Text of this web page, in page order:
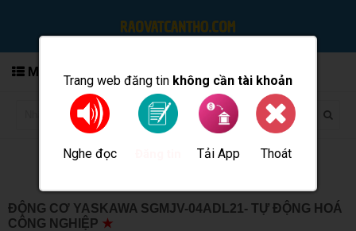
Trang web đăng tin không cần tài khoản
Nghe đọc Tải App Thoát
MENU
ĐỘNG CƠ YASKAWA SGMJV-04ADL21- TỰ ĐỘNG HOÁ
CÔNG NGHIỆP ★